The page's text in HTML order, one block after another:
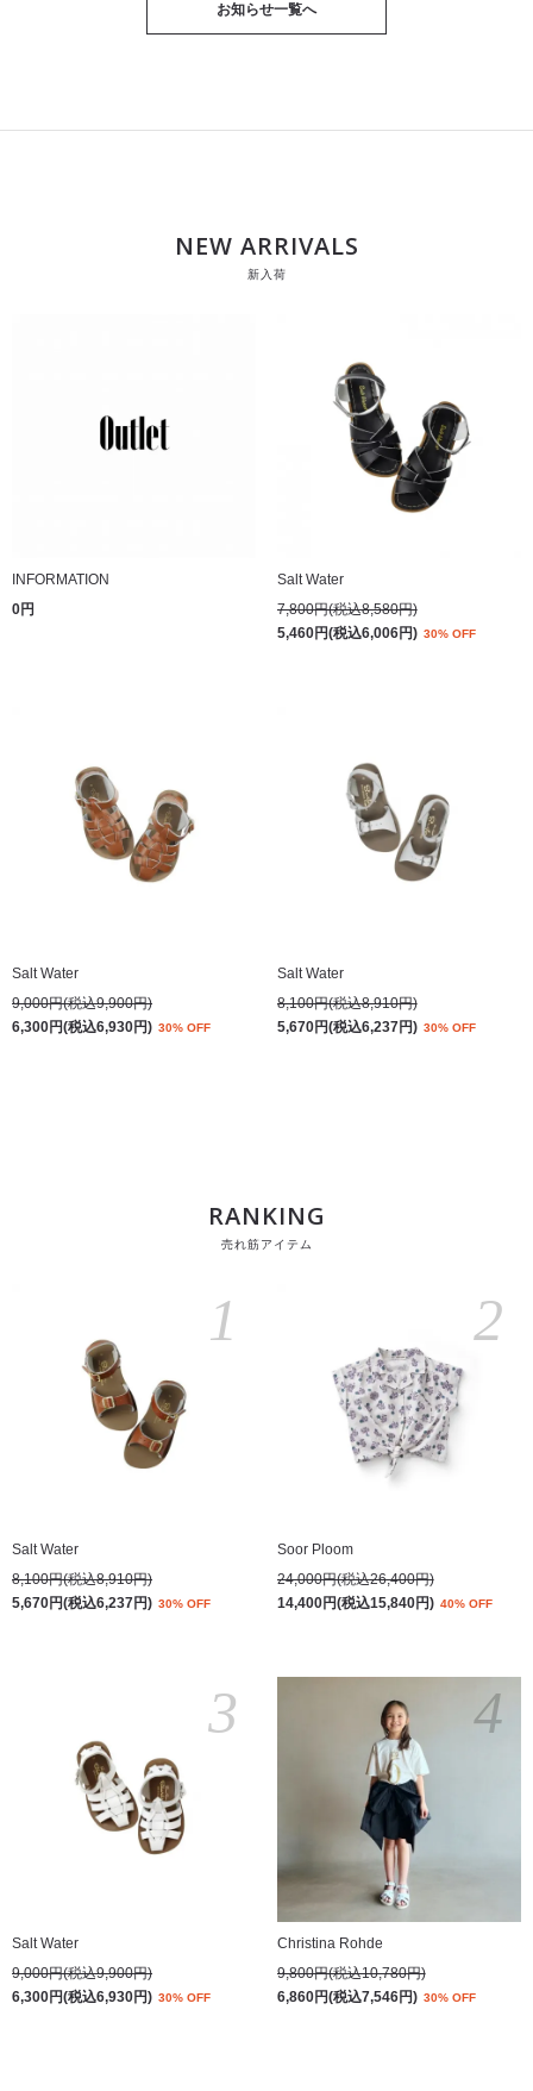
お知らせ一覧へ
NEW ARRIVALS
新入荷
INFORMATION
0円
Salt Water
7,800円(税込8,580円)
5,460円(税込6,006円) 30% OFF
Salt Water
9,000円(税込9,900円)
6,300円(税込6,930円) 30% OFF
Salt Water
8,100円(税込8,910円)
5,670円(税込6,237円) 30% OFF
RANKING
売れ筋アイテム
Salt Water
8,100円(税込8,910円)
5,670円(税込6,237円) 30% OFF
1
Soor Ploom
24,000円(税込26,400円)
14,400円(税込15,840円) 40% OFF
2
Salt Water
9,000円(税込9,900円)
6,300円(税込6,930円) 30% OFF
3
Christina Rohde
9,800円(税込10,780円)
6,860円(税込7,546円) 30% OFF
4